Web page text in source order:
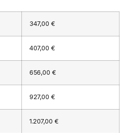
347,00 €
407,00 €
656,00 €
927,00 €
1.207,00 €